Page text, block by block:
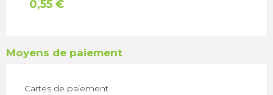
0,55 €
Moyens de paiement
Cartes de paiement